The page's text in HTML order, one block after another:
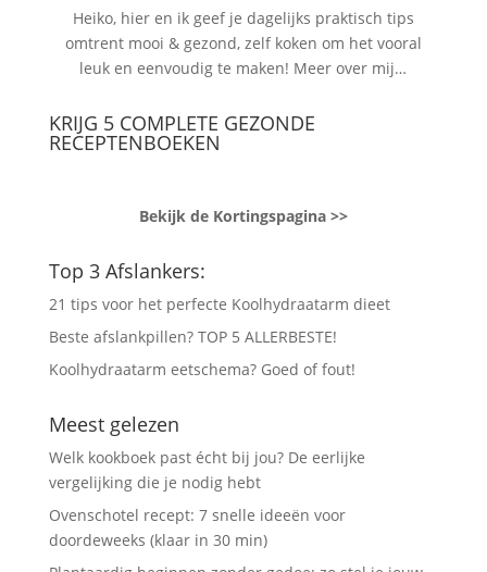
Heiko, hier en ik geef je dagelijks praktisch tips
omtrent mooi & gezond, zelf koken om het vooral
leuk en eenvoudig te maken! Meer over mij…
KRIJG 5 COMPLETE GEZONDE
RECEPTENBOEKEN
Bekijk de Kortingspagina >>
Top 3 Afslankers:
21 tips voor het perfecte Koolhydraatarm dieet
Beste afslankpillen? TOP 5 ALLERBESTE!
Koolhydraatarm eetschema? Goed of fout!
Meest gelezen
Welk kookboek past écht bij jou? De eerlijke
vergelijking die je nodig hebt
Ovenschotel recept: 7 snelle ideeën voor
doordeweeks (klaar in 30 min)